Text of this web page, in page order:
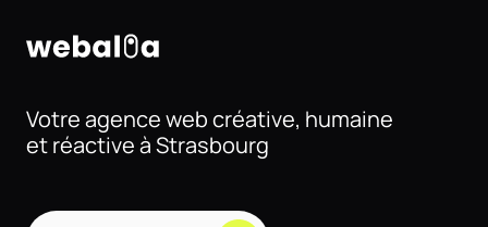
Votre agence web créative, humaine
et réactive à Strasbourg